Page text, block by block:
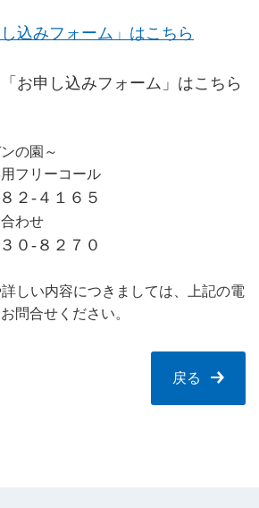
込みフォーム」はこちら
お申し込みフォーム」はこちら
の園～
用フリーコール
２-４１６５
わせ
０-８２７０
しい内容につきましては、上記の電
問合せください。
戻る